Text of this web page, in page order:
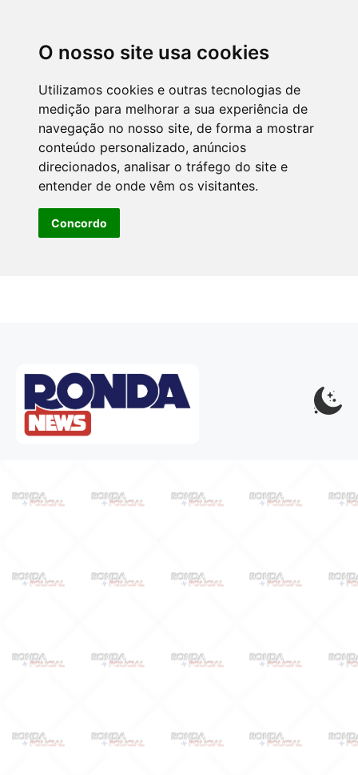
O nosso site usa cookies
Utilizamos cookies e outras tecnologias de
medição para melhorar a sua experiência de
navegação no nosso site, de forma a mostrar
conteúdo personalizado, anúncios
direcionados, analisar o tráfego do site e
entender de onde vêm os visitantes.
Concordo